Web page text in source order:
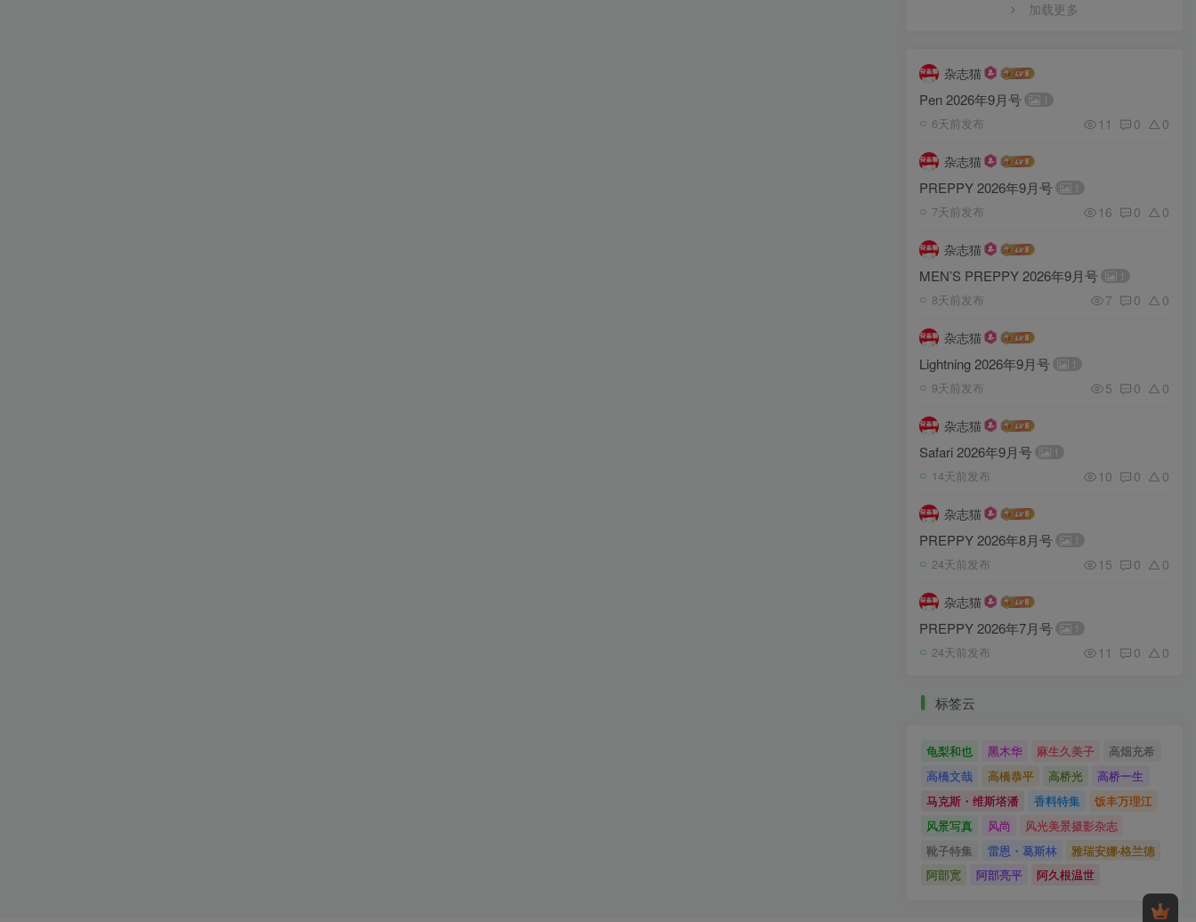
加载更多
杂志猫
Pen 2026年9月号 1
6天前发布 11 0 0
杂志猫
PREPPY 2026年9月号 1
7天前发布 16 0 0
杂志猫
MEN’S PREPPY 2026年9月号 1
8天前发布 7 0 0
杂志猫
Lightning 2026年9月号 1
9天前发布 5 0 0
杂志猫
Safari 2026年9月号 1
14天前发布 10 0 0
杂志猫
PREPPY 2026年8月号 1
24天前发布 15 0 0
杂志猫
PREPPY 2026年7月号 1
24天前发布 11 0 0
标签云
龟梨和也 黑木华 麻生久美子
高畑充希
高橋文哉
高橋恭平 高桥光
高桥一生
马克斯・维斯塔潘
香料特集
饭丰万理江
风景写真
风尚
风光美景摄影杂志
靴子特集
雷恩・葛斯林
雅瑞安娜‧格兰德
阿部宽
阿部亮平 阿久根温世